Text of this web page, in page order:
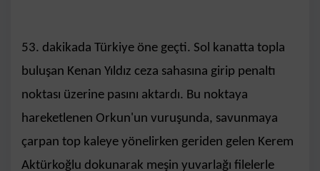
53. dakikada Türkiye öne geçti. Sol kanatta topla
buluşan Kenan Yıldız ceza sahasına girip penaltı
noktası üzerine pasını aktardı. Bu noktaya
hareketlenen Orkun'un vuruşunda, savunmaya
çarpan top kaleye yönelirken geriden gelen Kerem
Aktürkoğlu dokunarak meşin yuvarlağı filelerle